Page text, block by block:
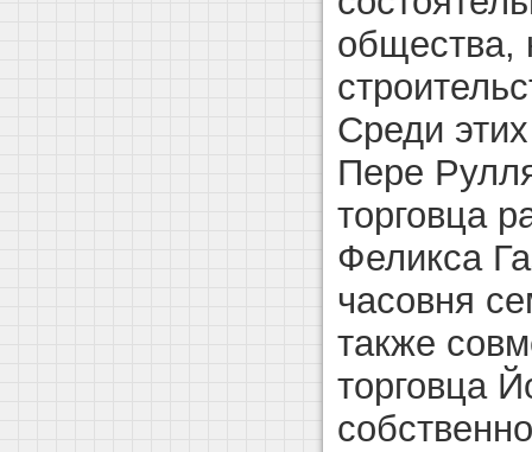
общества,
Среди
Пере
торговца
Феликса
часовня
также
торговца